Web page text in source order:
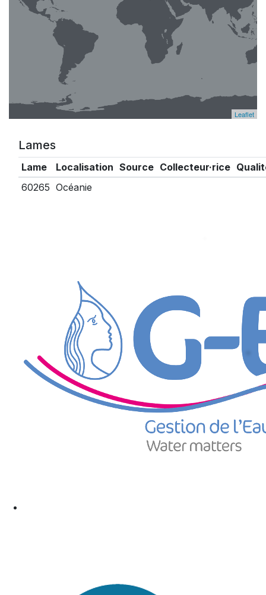
Leaflet
Lames
Lame Localisation Source Collecteur·rice
60265 Océanie